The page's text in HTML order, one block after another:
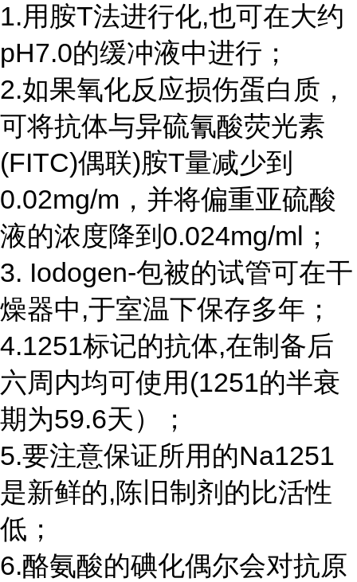
1.用胺T法进行化,也可在大约
pH7.0的缓冲液中进行；
2.如果氧化反应损伤蛋白质，
可将抗体与异硫氰酸荧光素
(FITC)偶联)胺T量减少到
0.02mg/m，并将偏重亚硫酸
液的浓度降到0.024mg/ml；
3. Iodogen-包被的试管可在干
燥器中,于室温下保存多年；
4.1251标记的抗体,在制备后
六周内均可使用(1251的半衰
期为59.6天）；
5.要注意保证所用的Na1251
是新鲜的,陈旧制剂的比活性
低；
6.酪氨酸的碘化偶尔会对抗原